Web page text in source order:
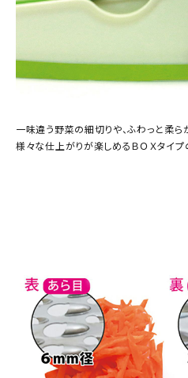
一味違う野菜の細切りや、ふわっと柔ら
様々な仕上がりが楽しめるＢＯＸタイプ